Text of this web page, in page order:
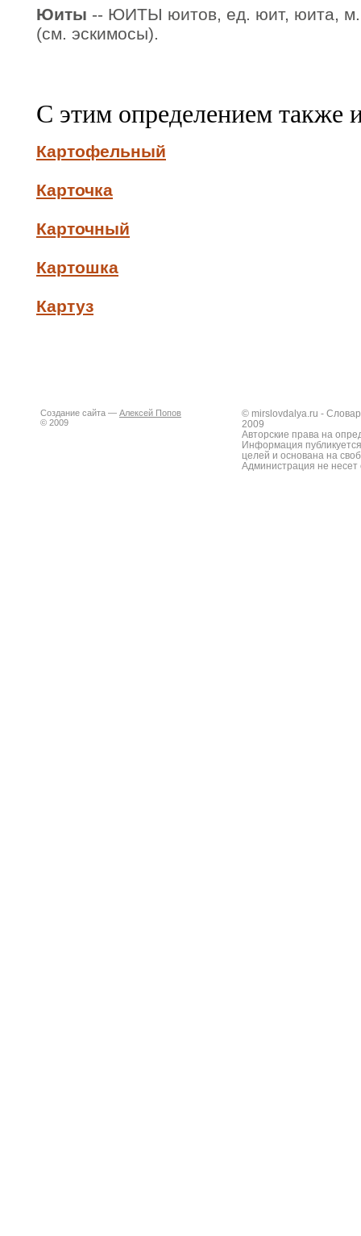
Юиты -- ЮИТЫ юитов, ед. юит, юита, м.
(см. эскимосы).
С этим определением также
Картофельный
Карточка
Карточный
Картошка
Картуз
Создание сайта — Алексей Попов
© 2009
© mirslovdalya.ru -
2009
Авторские права на
Информация
целей и основана на
Администрация не несет